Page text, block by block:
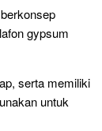
gypsum
serta memiliki
untuk